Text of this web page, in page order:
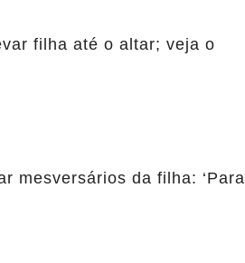
filha até o altar; veja o
mesversários da filha: ‘Para